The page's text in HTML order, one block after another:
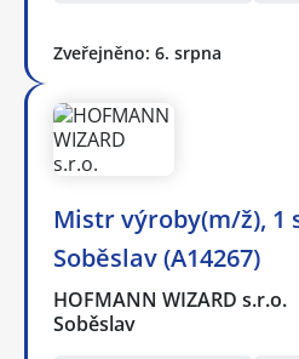
Zveřejněno: 6. srpna
Mistr výroby(m/ž), 1
Soběslav (A14267)
HOFMANN WIZARD s.r.o.
Soběslav